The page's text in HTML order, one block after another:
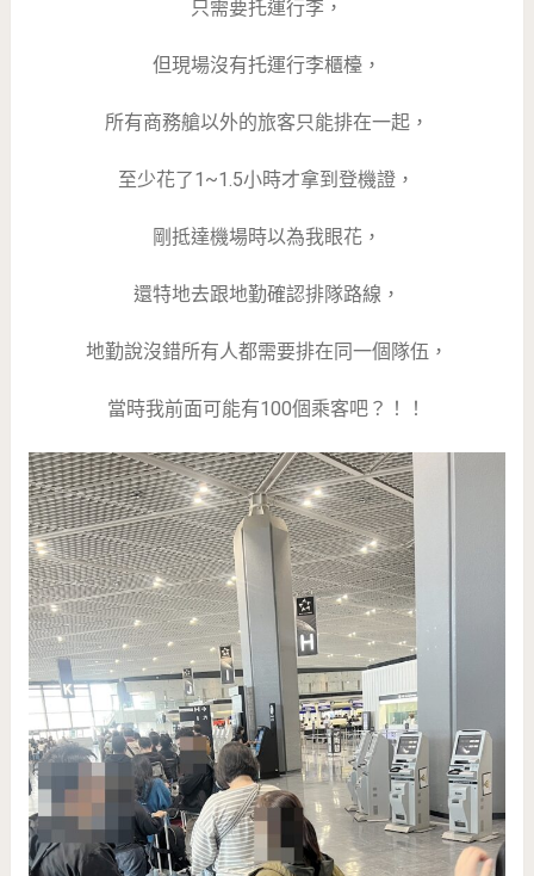
只需要托運行李，
但現場沒有托運行李櫃檯，
所有商務艙以外的旅客只能排在一起，
至少花了1~1.5小時才拿到登機證，
剛抵達機場時以為我眼花，
還特地去跟地勤確認排隊路線，
地勤說沒錯所有人都需要排在同一個隊伍，
當時我前面可能有100個乘客吧？！！